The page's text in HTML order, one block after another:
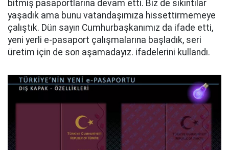
bitmiş pasaportlarına devam etti. Biz de sıkıntılar
yaşadık ama bunu vatandaşımıza hissettirmemeye
çalıştık. Dün sayın Cumhurbaşkanımız da ifade etti,
yeni yerli e-pasaport çalışmalarına başladık, seri
üretim için de son aşamadayız. ifadelerini kullandı.